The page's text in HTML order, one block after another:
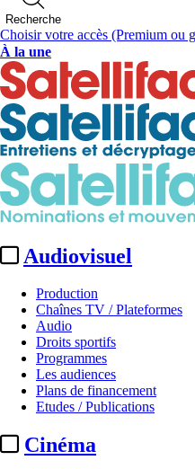
Recherche
Choisir votre accès (Premium ou
À la une
Audiovisuel
Production
Chaînes TV / Plateformes
Audio
Droits sportifs
Programmes
Les audiences
Plans de financement
Etudes / Publications
Cinéma